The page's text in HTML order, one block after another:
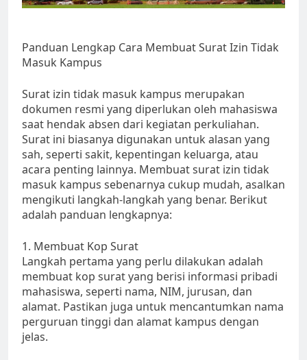
Panduan Lengkap Cara Membuat Surat Izin Tidak
Masuk Kampus
Surat izin tidak masuk kampus merupakan
dokumen resmi yang diperlukan oleh mahasiswa
saat hendak absen dari kegiatan perkuliahan.
Surat ini biasanya digunakan untuk alasan yang
sah, seperti sakit, kepentingan keluarga, atau
acara penting lainnya. Membuat surat izin tidak
masuk kampus sebenarnya cukup mudah, asalkan
mengikuti langkah-langkah yang benar. Berikut
adalah panduan lengkapnya:
1. Membuat Kop Surat
Langkah pertama yang perlu dilakukan adalah
membuat kop surat yang berisi informasi pribadi
mahasiswa, seperti nama, NIM, jurusan, dan
alamat. Pastikan juga untuk mencantumkan nama
perguruan tinggi dan alamat kampus dengan
jelas.